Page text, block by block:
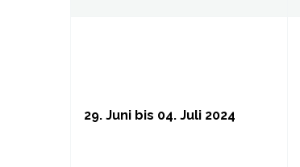
29. Juni bis 04. Juli 2024